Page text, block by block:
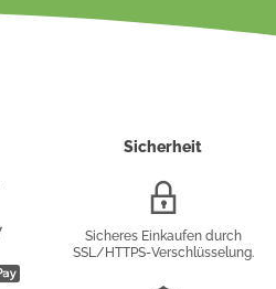
Pay
PayShopify
Sicherheit
Sicheres Einkaufen durch
SSL/HTTPS-Verschlüsselung.